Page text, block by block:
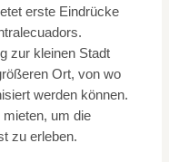
erste Eindrücke
zur kleinen Stadt
Ort, von wo
werden können.
um die
zu erleben.